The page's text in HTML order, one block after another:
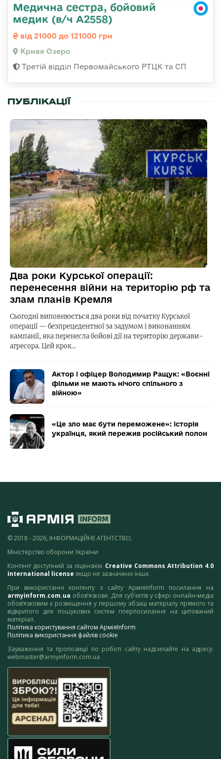
Медична сестра, бойовий
медик (в/ч А2558)
від 21000 до 121000 грн
Криве Озеро
Третій відділ Первомайського РТЦК та СП
ПУБЛІКАЦІЇ
Два роки Курської операції:
перенесення війни на територію рф та
злам планів Кремля
Сьогодні виповнюється два роки від початку Курської
операції — безпрецедентної за задумом і виконанням
кампанії, яка перенесла бойові дії на територію держави-
агресора. Цей крок…
Актор і офіцер Володимир Ращук: «Воєнні
фільми не мають нічого спільного з
війною»
«Це зло має бути переможене»: історія
українця, який пережив російський полон
© 2018 - 2026, ІНФОРМАЦІЙНЕ АГЕНТСТВО,
Міністерство оборони України
Контент доступний за ліцензією Creative Commons Attribution 4.0
International license якщо не зазначено інше.
При використанні контенту з сайту АрміяInform посилання на
armyinform.com.ua обов’язкове. Для суб’єктів у сфері онлайн-медіа
обов’язковим є розміщення у першому абзаці матеріалу прямого та
відкритого для пошукових систем гіперпосилання на цитований
матеріал.
Політика користування сайтом АрміяInform
Політика використання файлів cookie
Зауваження та пропозиції по роботі сайту надсилайте на адресу:
webmaster@armyinform.com.ua